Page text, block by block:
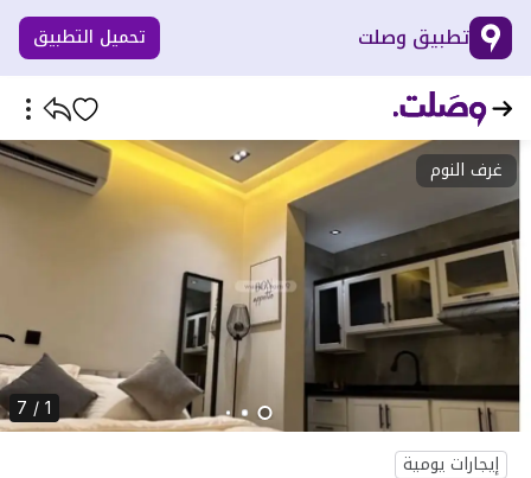
تطبيق وصلت تحميل التطبيق
غرف النوم
1 / 7
إيجارات يومية